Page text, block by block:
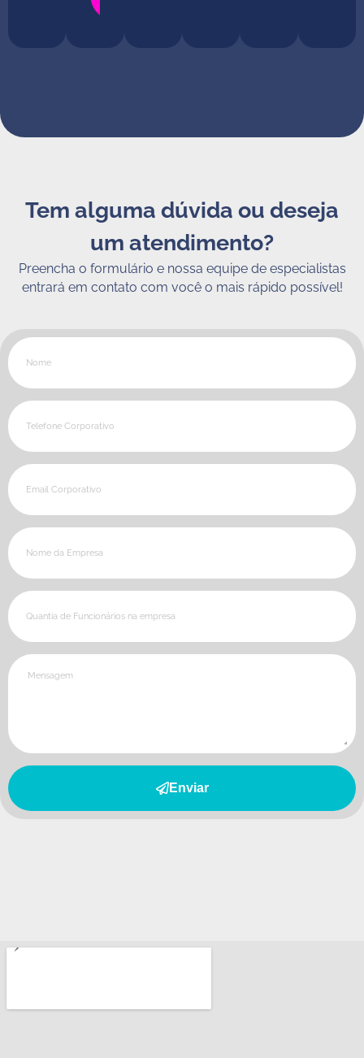
Tem alguma dúvida ou deseja
um atendimento?
Preencha o formulário e nossa equipe de especialistas
entrará em contato com você o mais rápido possível!
Enviar